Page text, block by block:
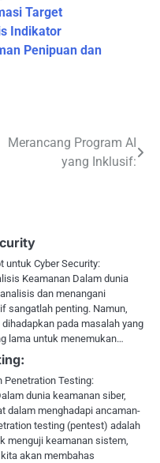
Target
Indikator
Penipuan dan
Merancang Program AI
yang Inklusif:
untuk Cyber Security:
Keamanan Dalam dunia
dan menangani
sangatlah penting. Namun,
pada masalah yang
lama untuk menemukan…
Penetration Testing:
dunia keamanan siber,
dalam menghadapi ancaman-
testing (pentest) adalah
menguji keamanan sistem,
akan membahas